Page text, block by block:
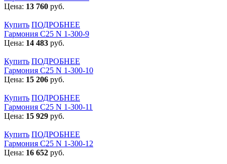
Цена: 13 760 руб.
Купить ПОДРОБНЕЕ
Гармония С25 N 1-300-9
Цена: 14 483 руб.
Купить ПОДРОБНЕЕ
Гармония С25 N 1-300-10
Цена: 15 206 руб.
Купить ПОДРОБНЕЕ
Гармония С25 N 1-300-11
Цена: 15 929 руб.
Купить ПОДРОБНЕЕ
Гармония С25 N 1-300-12
Цена: 16 652 руб.